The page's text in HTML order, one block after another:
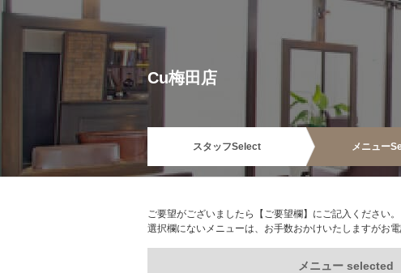
Cu梅田店
スタッフSelect メニュー
ご要望がございましたら【ご要望欄】にご記入ください。
選択欄にないメニューは、お手数おかけいたしますがお
メニュー selected